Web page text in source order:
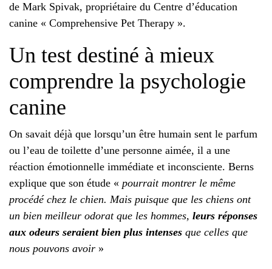
de Mark Spivak, propriétaire du Centre d’éducation
canine « Comprehensive Pet Therapy ».
Un test destiné à mieux
comprendre la psychologie
canine
On savait déjà que lorsqu’un être humain sent le parfum
ou l’eau de toilette d’une personne aimée, il a une
réaction émotionnelle immédiate et inconsciente. Berns
explique que son étude « pourrait montrer le même
procédé chez le chien. Mais puisque que les chiens ont
un bien meilleur odorat que les hommes, leurs réponses
aux odeurs seraient bien plus intenses que celles que
nous pouvons avoir »